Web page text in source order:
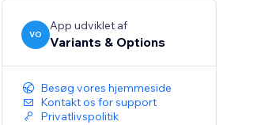
VO
App udviklet af
Variants & Options
Besøg vores hjemmeside
Kontakt os for support
Privatlivspolitik